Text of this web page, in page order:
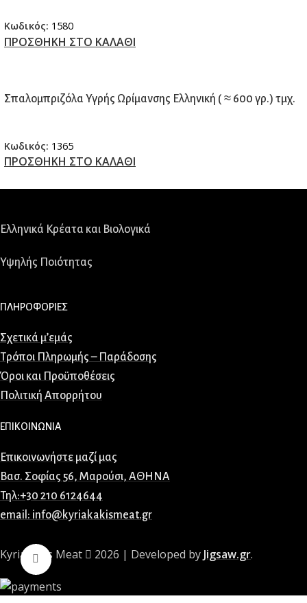
Κλικ για μεγέθυνση
Κωδικός: 1580
ΠΡΟΣΘΗΚΗ ΣΤΟ ΚΑΛΑΘΙ
Σπαλομπριζόλα Υγρής Ωρίμανσης Ελληνική ( ≈ 600 γρ.) τμχ.
Κωδικός: 1365
ΠΡΟΣΘΗΚΗ ΣΤΟ ΚΑΛΑΘΙ
Ελληνικά Κρέατα και Βιολογικά
Υψηλής Ποιότητας
ΠΛΗΡΟΦΟΡΙΕΣ
Σχετικά μ’εμάς
Τρόποι Πληρωμής – Παράδοσης
Όροι και Προϋποθέσεις
Πολιτική Απορρήτου
ΕΠΙΚΟΙΝΩΝΙΑ
Επικοινωνήστε μαζί μας
Βασ. Σοφίας 56, Μαρούσι, ΑΘΗΝΑ
Τηλ:+30 210 6124644
email: info@kyriakakismeat.gr
Kyriakakis Meat 2026 | Developed by Jigsaw.gr.